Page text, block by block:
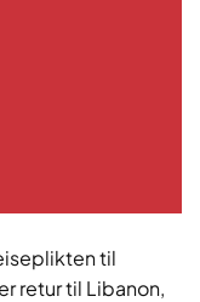
til
retur til Libanon,